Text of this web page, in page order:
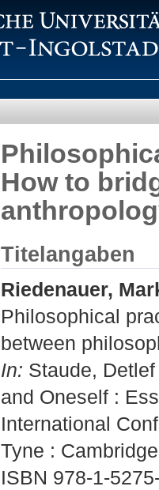
How to
Titelangaben
Riedenauer,
Philosophical
between
In: Staude,
and Oneself :
International
Tyne :
ISBN 978-1-